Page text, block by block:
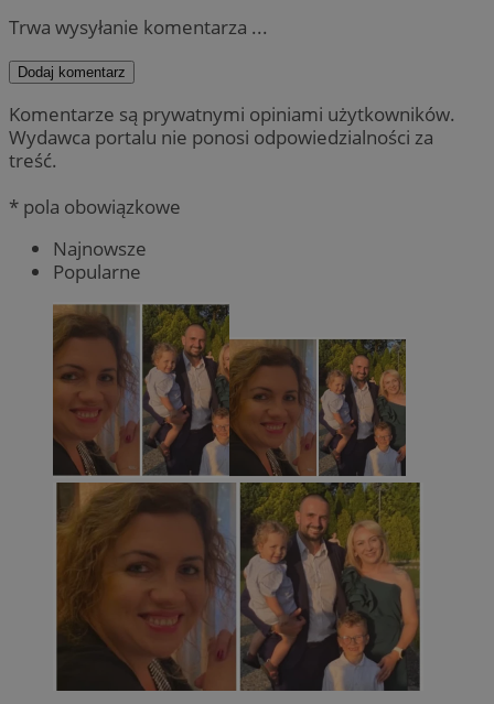
Trwa wysyłanie komentarza ...
Dodaj komentarz
Komentarze są prywatnymi opiniami użytkowników.
Wydawca portalu nie ponosi odpowiedzialności za
treść.
* pola obowiązkowe
Najnowsze
Popularne